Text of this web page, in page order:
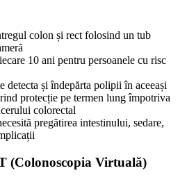
colon și rect folosind un tub
10 ani pentru persoanele cu risc
detecta și îndepărta polipii în aceeași
protecție pe termen lung împotriva
colorectal
pregătirea intestinului, sedare,
(Colonoscopia Virtuală)